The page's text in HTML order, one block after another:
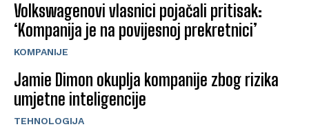
Volkswagenovi vlasnici pojačali pritisak:
‘Kompanija je na povijesnoj prekretnici’
KOMPANIJE
Jamie Dimon okuplja kompanije zbog rizika
umjetne inteligencije
TEHNOLOGIJA